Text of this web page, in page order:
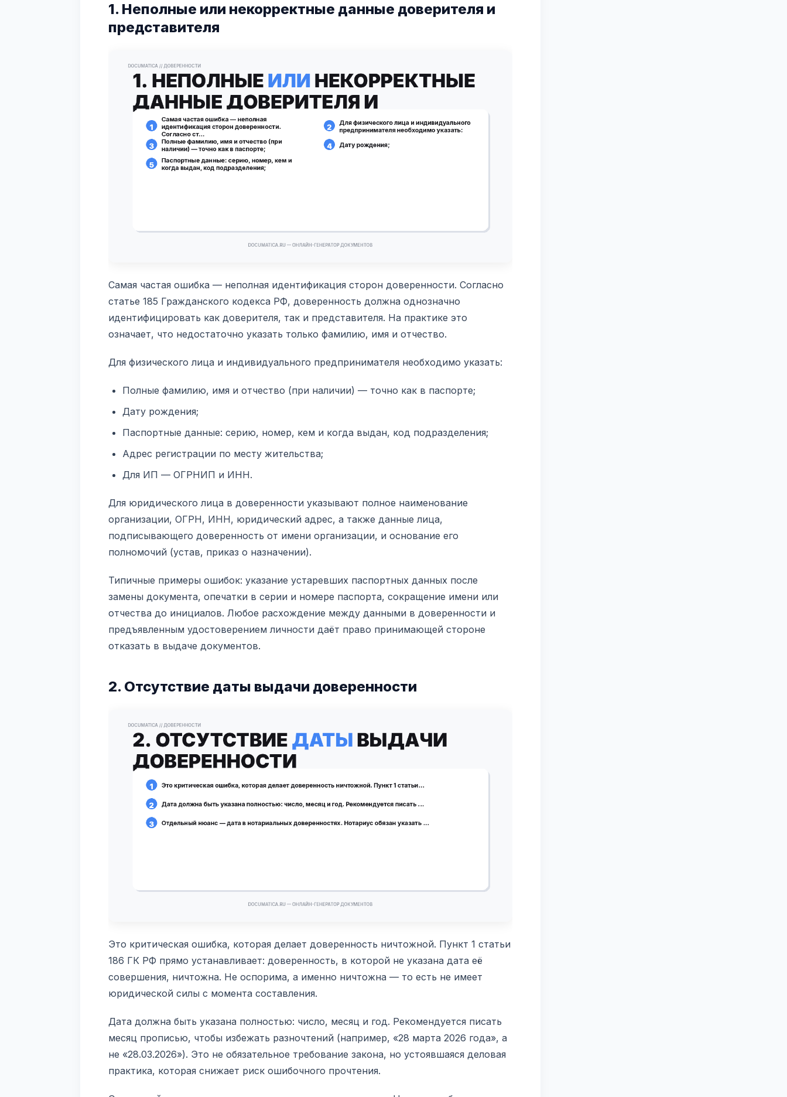
1. Неполные или некорректные данные доверителя и
представителя
Самая частая ошибка — неполная идентификация сторон доверенности. Согласно
статье 185 Гражданского кодекса РФ, доверенность должна однозначно
идентифицировать как доверителя, так и представителя. На практике это
означает, что недостаточно указать только фамилию, имя и отчество.
Для физического лица и индивидуального предпринимателя необходимо указать:
Полные фамилию, имя и отчество (при наличии) — точно как в паспорте;
Дату рождения;
Паспортные данные: серию, номер, кем и когда выдан, код подразделения;
Адрес регистрации по месту жительства;
Для ИП — ОГРНИП и ИНН.
Для юридического лица в доверенности указывают полное наименование
организации, ОГРН, ИНН, юридический адрес, а также данные лица,
подписывающего доверенность от имени организации, и основание его
полномочий (устав, приказ о назначении).
Типичные примеры ошибок: указание устаревших паспортных данных после
замены документа, опечатки в серии и номере паспорта, сокращение имени или
отчества до инициалов. Любое расхождение между данными в доверенности и
предъявленным удостоверением личности даёт право принимающей стороне
отказать в выдаче документов.
2. Отсутствие даты выдачи доверенности
Это критическая ошибка, которая делает доверенность ничтожной. Пункт 1 статьи
186 ГК РФ прямо устанавливает: доверенность, в которой не указана дата её
совершения, ничтожна. Не оспорима, а именно ничтожна — то есть не имеет
юридической силы с момента составления.
Дата должна быть указана полностью: число, месяц и год. Рекомендуется писать
месяц прописью, чтобы избежать разночтений (например, «28 марта 2026 года», а
не «28.03.2026»). Это не обязательное требование закона, но устоявшаяся деловая
практика, которая снижает риск ошибочного прочтения.